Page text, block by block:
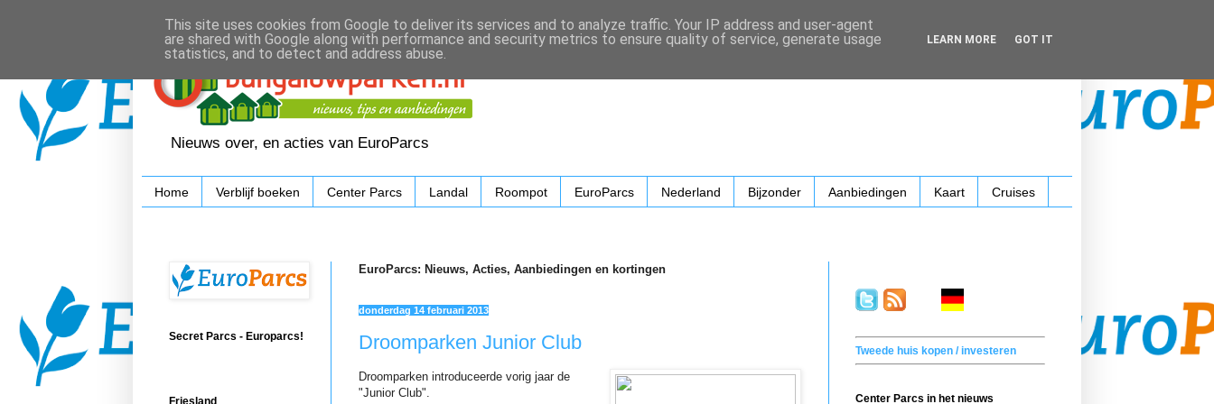
Nieuws over, en acties van EuroParcs
Home Verblijf boeken Center Parcs Landal Roompot EuroParcs Nederland Bijzonder Aanbiedingen Kaart Cruises
EuroParcs: Nieuws, Acties, Aanbiedingen en kortingen
donderdag 14 februari 2013
Droomparken Junior Club
Droomparken introduceerde vorig jaar de
"Junior Club".
Secret Parcs - Europarcs!
Friesland
Tweede huis kopen / investeren
Center Parcs in het nieuws
This site uses cookies from Google to deliver its services and to analyze traffic. Your IP address and user-agent
are shared with Google along with performance and security metrics to ensure quality of service, generate usage
statistics, and to detect and address abuse.
LEARN MORE GOT IT